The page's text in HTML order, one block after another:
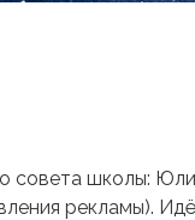
школы:
рекламы).